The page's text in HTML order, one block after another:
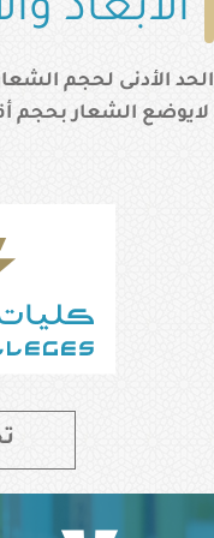
الأبعاد
الحد الأدنى لحجم
لايوضع الشعار بحجم